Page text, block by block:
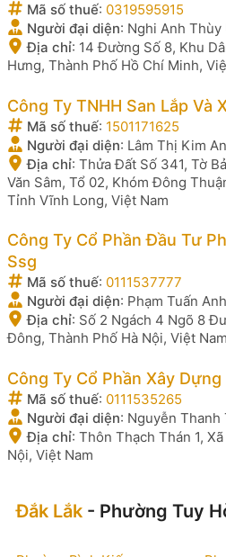
Mã số thuế: 0319595915
Người đại diện: Nghi Anh Thùy
Địa chỉ: 14 Đường Số 8, Khu
Hưng, Thành Phố Hồ Chí Minh,
Công Ty TNHH San Lắp Và
Mã số thuế: 1501171625
Người đại diện: Lâm Thị Kim
Địa chỉ: Thửa Đất Số 341, Tờ
Văn Sâm, Tổ 02, Khóm Đông
Tỉnh Vĩnh Long, Việt Nam
Công Ty Cổ Phần Đầu Tư
Ssg
Mã số thuế: 0111537777
Người đại diện: Phạm Tuấn Anh
Địa chỉ: Số 2 Ngách 4 Ngõ 8
Đông, Thành Phố Hà Nội, Việt Nam
Công Ty Cổ Phần Xây Dựng
Mã số thuế: 0111535265
Người đại diện: Nguyễn Thanh
Địa chỉ: Thôn Thạch Thán 1,
Nội, Việt Nam
Đắk Lắk - Phường Tuy